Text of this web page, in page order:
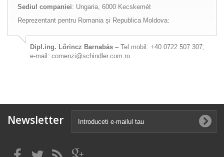
Sediul companiei: Ungaria, 6000 Kecskemét
Reprezentant pentru Romania și Republica Moldova:
Dipl.ing. Lőrincz Barnabás – Tel.mobil: +40 0722 507 307;
e-mail: comenzi@schindler.com.ro
Newsletter